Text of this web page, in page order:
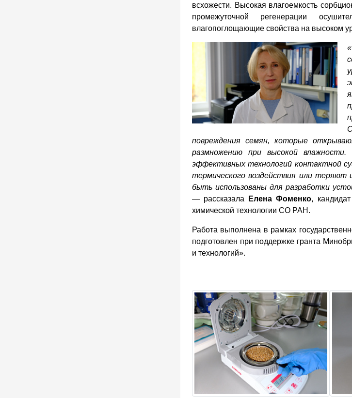
всхожести. Высокая влагоемкость
промежуточной регенерации
влагопоглощающие свойства на высоком
«
повреждения семян, которые
размножению при высокой
эффективных технологий контактной
термического воздействия или теряют
быть использованы для разработки
— рассказала
Елена Фоменко,
химической технологии СО РАН.
Работа выполнена в рамках
подготовлен при поддержке гранта
и технологий».